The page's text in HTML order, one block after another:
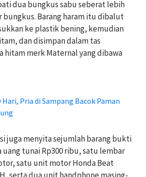
dua bungkus sabu seberat lebih
bungkus. Barang haram itu dibalut
ke plastik bening, kemudian
dan disimpan dalam tas
hitam merk Maternal yang dibawa
Hari, Pria di Sampang Bacok Paman
juga menyita sejumlah barang bukti
uang tunai Rp300 ribu, satu lembar
satu unit motor Honda Beat